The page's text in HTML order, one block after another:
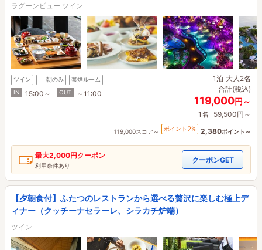
ラグーンビュー ツイン
ツイン 朝のみ
禁煙ルーム
IN
15:00～ OUT ～11:00
1泊 大人2名
合計(税込)
119,000円～
1名 59,500円～
119,000スコア～ ポイント 2% 2,380ポイント～
最大2,000円クーポン
利用条件あり
クーポンGET
【夕朝食付】ふたつのレストランから選べる贅沢に楽しむ極上デ
ィナー（クッチーナセラーレ、シラカチ炉端）
ツイン